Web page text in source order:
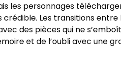
les personnages
crédible. Les transitions
des pièces qui ne
et de l’oubli avec une